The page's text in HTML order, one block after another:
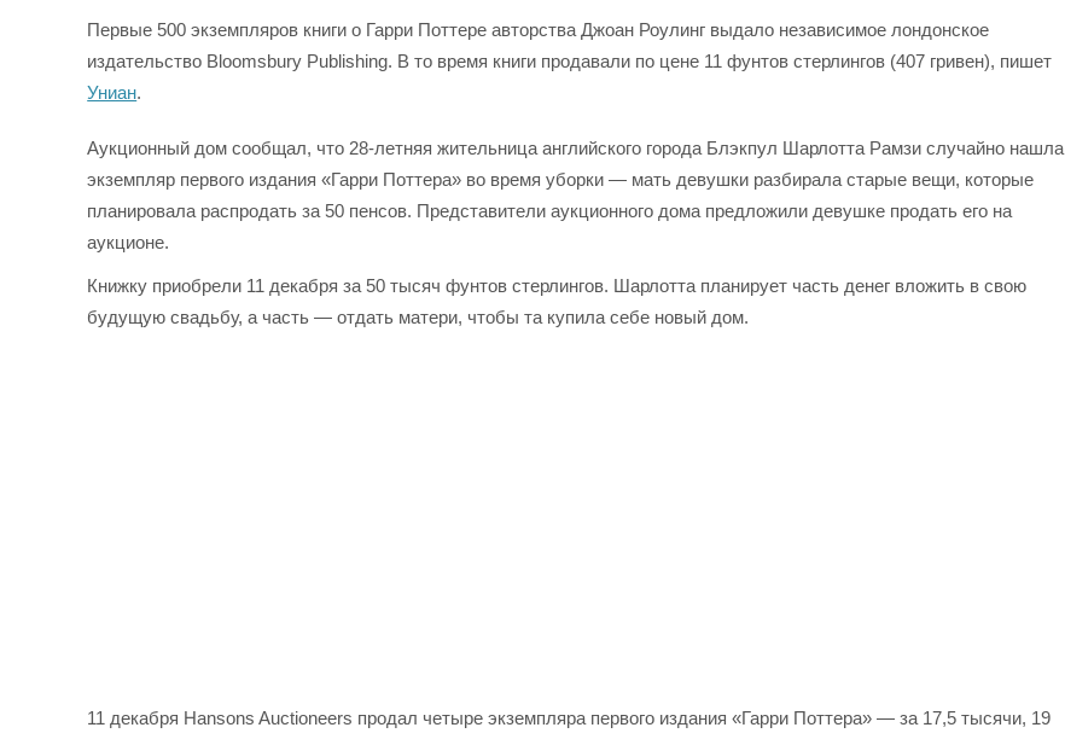
Первые 500 экземпляров книги о Гарри Поттере авторства Джоан Роулинг выдало независимое лондонское
издательство Bloomsbury Publishing. В то время книги продавали по цене 11 фунтов стерлингов (407 гривен), пишет
Униан.
Аукционный дом сообщал, что 28-летняя жительница английского города Блэкпул Шарлотта Рамзи случайно нашла
экземпляр первого издания «Гарри Поттера» во время уборки — мать девушки разбирала старые вещи, которые
планировала распродать за 50 пенсов. Представители аукционного дома предложили девушке продать его на
аукционе.
Книжку приобрели 11 декабря за 50 тысяч фунтов стерлингов. Шарлотта планирует часть денег вложить в свою
будущую свадьбу, а часть — отдать матери, чтобы та купила себе новый дом.
11 декабря Hansons Auctioneers продал четыре экземпляра первого издания «Гарри Поттера» — за 17,5 тысячи, 19